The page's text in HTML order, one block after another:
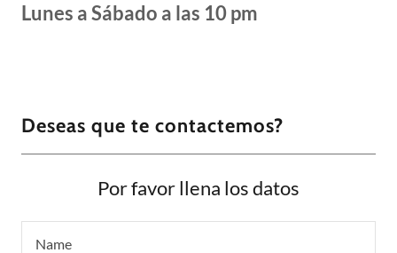
Lunes a Sábado a las 10 pm
Deseas que te contactemos?
Por favor llena los datos
Name